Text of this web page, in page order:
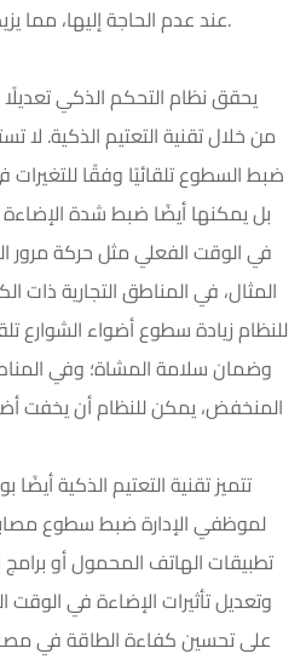
عند عدم الحاجة إليها، مما يزيد من تحسين كفاءة الإضاءة.
يحقق نظام التحكم الذكي
ضبط السطوع تلقائيًا وفقًا
بل يمكنها أيضًا ضبط شدة الإضاءة
في الوقت الفعلي مثل حركة مرور
المثال، في المناطق التجارية ذات
للنظام زيادة سطوع أضواء الشوارع
وضمان سلامة المشاة؛ وفي
المنخفض، يمكن للنظام أن يخفت
تتميز تقنية التعتيم الذكية
لموظفي الإدارة ضبط سطوع
تطبيقات الهاتف المحمول أو
وتعديل تأثيرات الإضاءة في
على تحسين كفاءة الطاقة في